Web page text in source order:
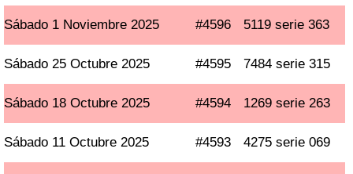
Sábado 1 Noviembre 2025 #4596 5119 serie 363
Sábado 25 Octubre 2025 #4595 7484 serie 315
Sábado 18 Octubre 2025 #4594 1269 serie 263
Sábado 11 Octubre 2025 #4593 4275 serie 069